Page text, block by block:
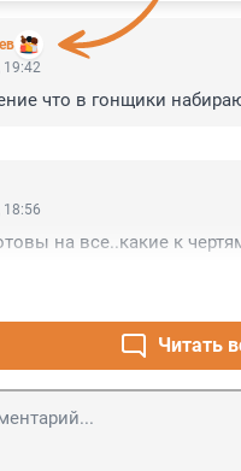
19:42
что в гонщики
на все..какие к
Читать